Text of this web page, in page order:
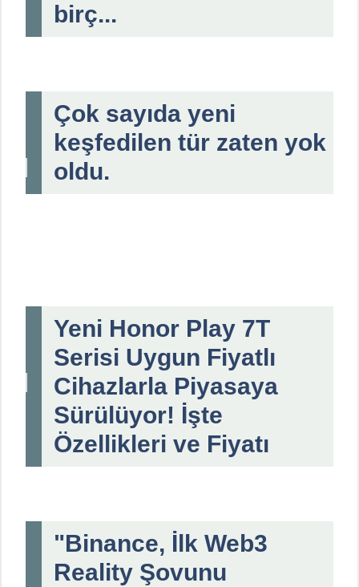
birç...
Çok sayıda yeni
keşfedilen tür zaten yok
oldu.
Yeni Honor Play 7T
Serisi Uygun Fiyatlı
Cihazlarla Piyasaya
Sürülüyor! İşte
Özellikleri ve Fiyatı
"Binance, İlk Web3
Reality Şovunu